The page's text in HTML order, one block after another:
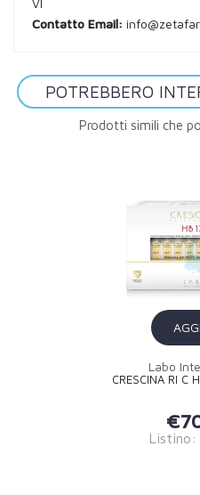
Contatto Email:
POTREBBERO
Prodotti simili che
Labo
CRESCINA RI C